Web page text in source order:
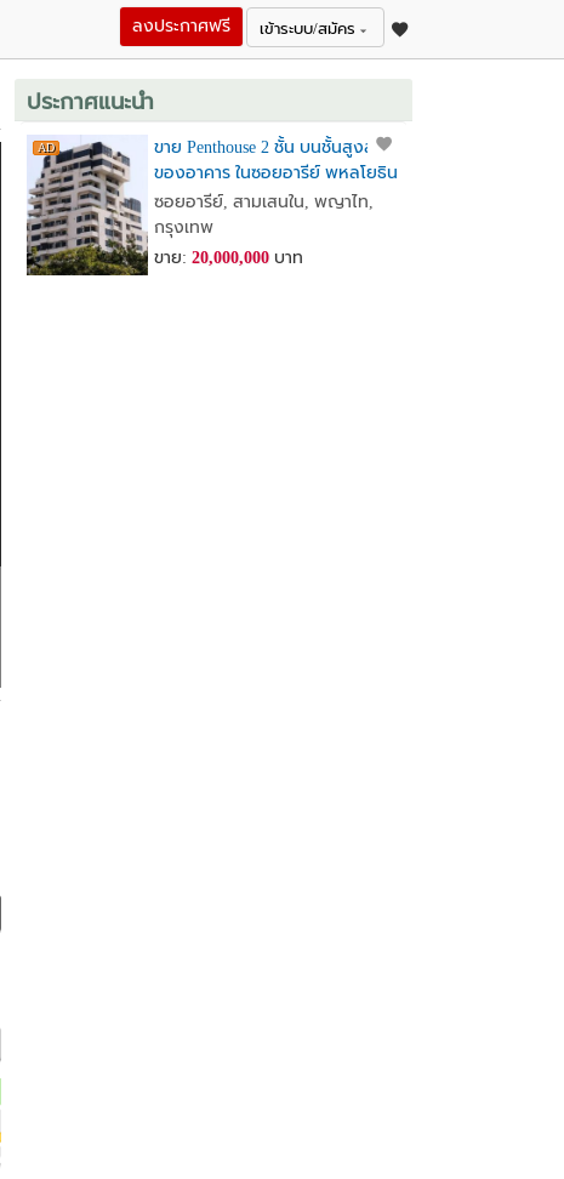
เข้าระบบ/สมัคร
ลงประกาศฟรี
ประกาศแนะนำ
ขาย Penthouse 2 ชั้น บนชั้นสูงสุด
ของอาคาร ในซอยอารีย์ พหลโยธิน
7
ซอยอารีย์, สามเสนใน, พญาไท,
กรุงเทพ
ขาย: 20,000,000บาท